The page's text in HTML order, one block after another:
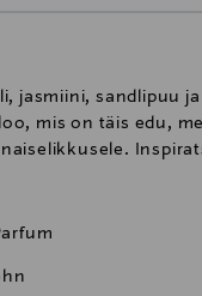
jasmiini, sandlipuu
mis on täis edu,